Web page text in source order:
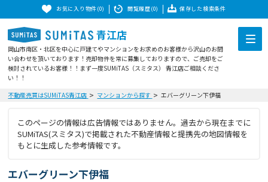
お気に入り物件(0) 閲覧履歴(0) 保存した検索条件
青江店
岡山市南区・北区を中心に戸建てやマンションをお求めのお客様から沢山のお問
い合わせを頂いております！売却物件を常に募集しておりますので、ご売却をご
検討されているお客様！！まず一度SUMiTAS（スミタス） 青江店ご相談くださ
い！！
不動産売買はSUMiTAS青江店
マンションから探す エバーグリーン下伊福
このページの情報は広告情報ではありません。過去から現在までに
SUMiTAS(スミタス)で掲載された不動産情報と提携先の地図情報を
もとに生成した参考情報です。
エバーグリーン下伊福